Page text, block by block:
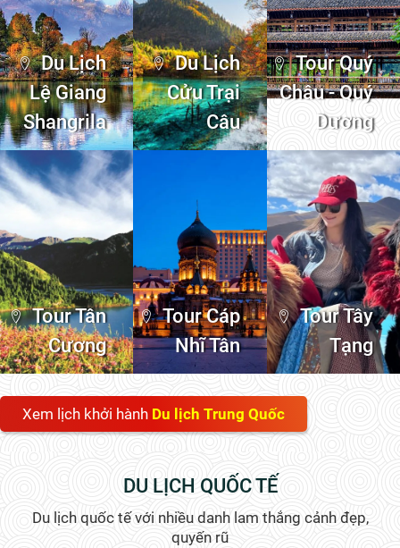
Du Lịch
Lệ Giang
Shangrila
Du Lịch
Cửu Trại
Câu
Tour Quý
Châu - Quý
Dương
Tour Tân
Cương
Tour Cáp
Nhĩ Tân
Tour Tây
Tạng
Xem lịch khởi hành Du lịch Trung Quốc
DU LỊCH QUỐC TẾ
Du lịch quốc tế với nhiều danh lam thắng cảnh đẹp,
quyến rũ